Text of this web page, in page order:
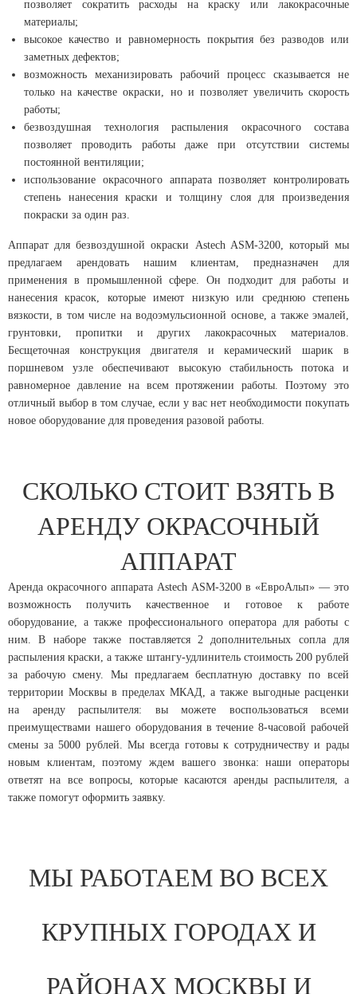
позволяет сократить расходы на краску или лакокрасочные
материалы;
высокое качество и равномерность покрытия без разводов или
заметных дефектов;
возможность механизировать рабочий процесс сказывается не
только на качестве окраски, но и позволяет увеличить скорость
работы;
безвоздушная технология распыления окрасочного состава
позволяет проводить работы даже при отсутствии системы
постоянной вентиляции;
использование окрасочного аппарата позволяет контролировать
степень нанесения краски и толщину слоя для произведения
покраски за один раз.
Аппарат для безвоздушной окраски Astech ASM-3200, который мы
предлагаем арендовать нашим клиентам, предназначен для
применения в промышленной сфере. Он подходит для работы и
нанесения красок, которые имеют низкую или среднюю степень
вязкости, в том числе на водоэмульсионной основе, а также эмалей,
грунтовки, пропитки и других лакокрасочных материалов.
Бесщеточная конструкция двигателя и керамический шарик в
поршневом узле обеспечивают высокую стабильность потока и
равномерное давление на всем протяжении работы. Поэтому это
отличный выбор в том случае, если у вас нет необходимости покупать
новое оборудование для проведения разовой работы.
СКОЛЬКО СТОИТ ВЗЯТЬ В
АРЕНДУ ОКРАСОЧНЫЙ
АППАРАТ
Аренда окрасочного аппарата Astech ASM-3200 в «ЕвроАльп» — это
возможность получить качественное и готовое к работе
оборудование, а также профессионального оператора для работы с
ним. В наборе также поставляется 2 дополнительных сопла для
распыления краски, а также штангу-удлинитель стоимость 200 рублей
за рабочую смену. Мы предлагаем бесплатную доставку по всей
территории Москвы в пределах МКАД, а также выгодные расценки
на аренду распылителя: вы можете воспользоваться всеми
преимуществами нашего оборудования в течение 8-часовой рабочей
смены за 5000 рублей. Мы всегда готовы к сотрудничеству и рады
новым клиентам, поэтому ждем вашего звонка: наши операторы
ответят на все вопросы, которые касаются аренды распылителя, а
также помогут оформить заявку.
МЫ РАБОТАЕМ ВО ВСЕХ
КРУПНЫХ ГОРОДАХ И
РАЙОНАХ МОСКВЫ И